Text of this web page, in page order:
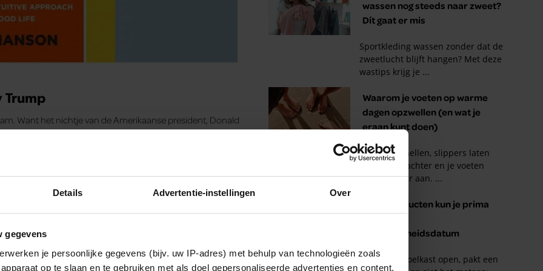
Details Advertentie-instellingen Over
gegevens
je persoonlijke gegevens (bijv. uw IP-adres) met behulp van technologieën zoals
op te slaan en te gebruiken met als doel gepersonaliseerde advertenties en content,
Trump
Want het nichtje van de Amerikaanse president, Donald
haar oom de gevaarlijkste man op aarde en vertelt aan
– Mark Manson
te laten voelen, zodat je echt een beter en gelukkiger